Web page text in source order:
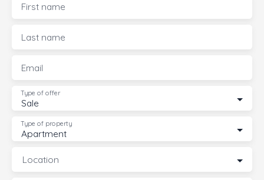
First name
Last name
Email
Sale
Type of offer
Apartment
Type of property
Location